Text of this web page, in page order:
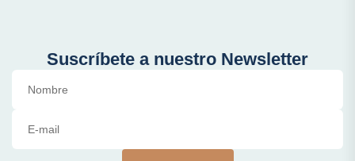
Suscríbete a nuestro Newsletter